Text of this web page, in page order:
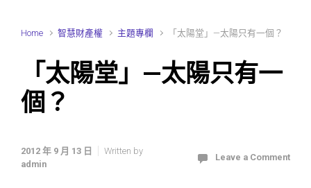
Home 智慧財產權 主題專欄 「太陽堂」—太陽只有一個？
「太陽堂」—太陽只有一
個？
2012 年 9 月 13 日
Written by
admin
Leave a Comment